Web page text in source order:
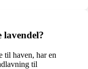
lavendel?
til haven, har en
til